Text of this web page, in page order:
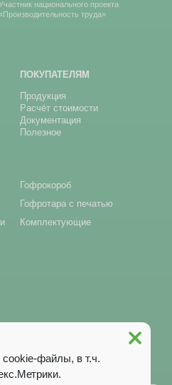
национального проекта
труда»
ПОКУПАТЕЛЯМ
Продукция
Расчёт стоимости
Документация
Полезное
Гофрокороб
Гофротара с печатью
Комплектующие
cookie-файлы, в т.ч.